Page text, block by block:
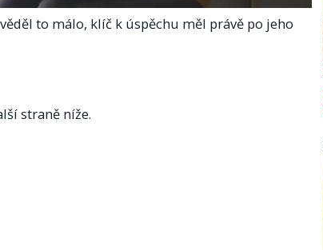
to málo, klíč k úspěchu měl právě po jeho
straně níže.